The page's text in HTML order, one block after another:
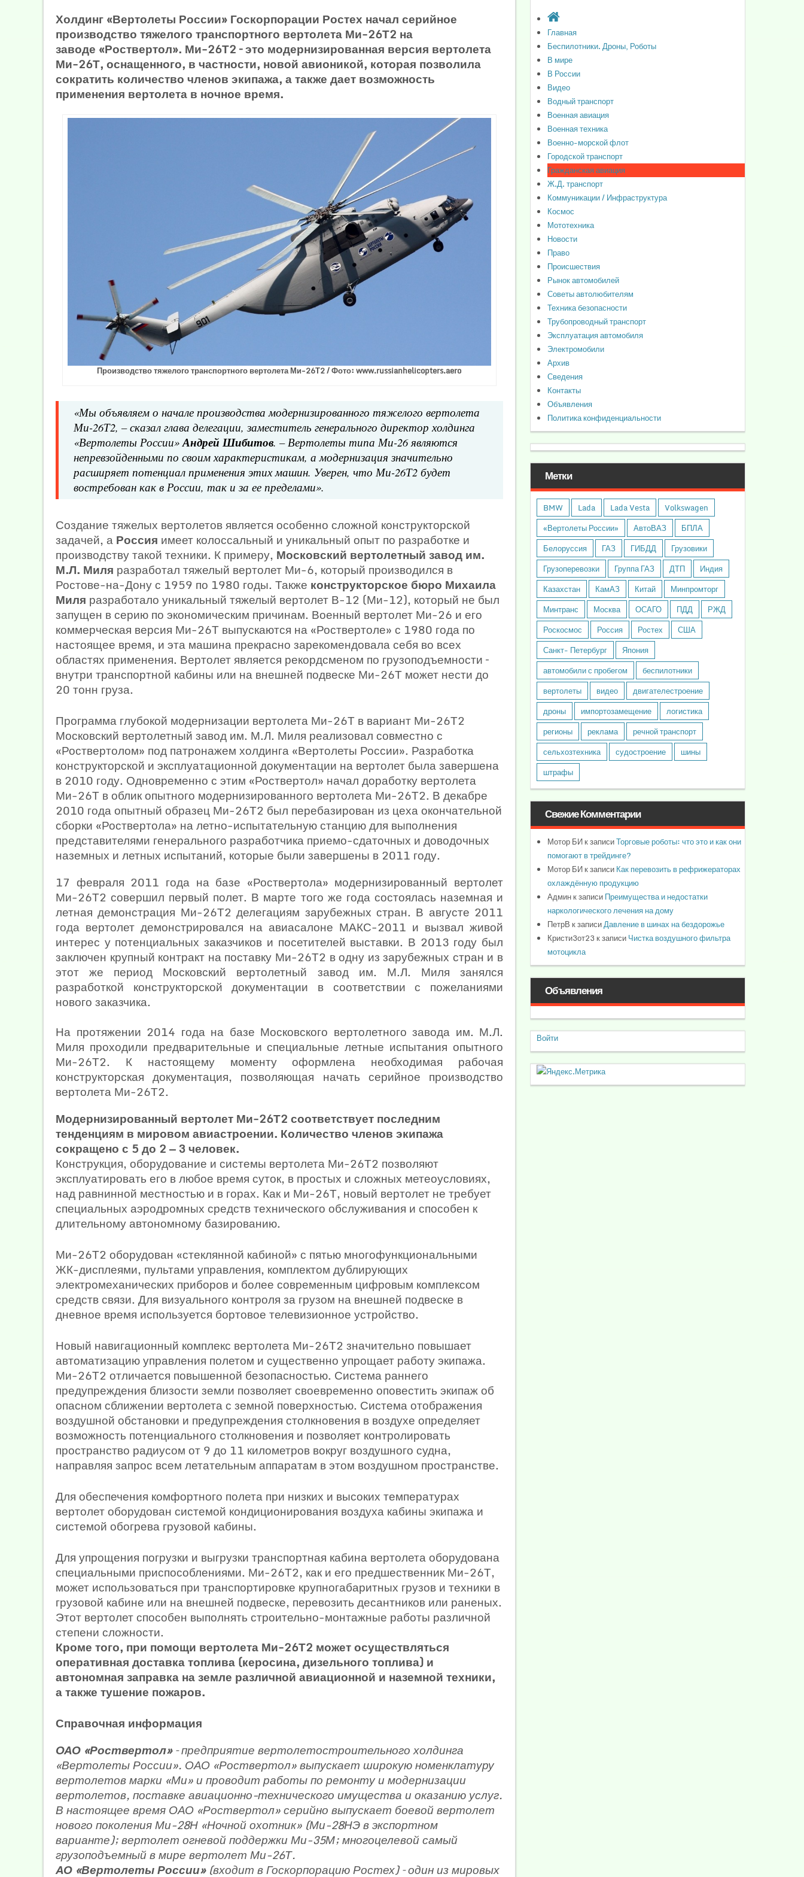
Холдинг «Вертолеты России» Госкорпорации Ростех начал серийное
производство тяжелого транспортного вертолета Ми-26Т2 на
заводе «Роствертол». Ми-26Т2 – это модернизированная версия вертолета
Ми-26Т, оснащенного, в частности, новой авионикой, которая позволила
сократить количество членов экипажа, а также дает возможность
применения вертолета в ночное время.
Производство тяжелого транспортного вертолета Ми-26Т2 / Фото: www.russianhelicopters.aero
«Мы объявляем о начале производства модернизированного тяжелого вертолета
Ми-26Т2, – сказал глава делегации, заместитель генерального директор холдинга
«Вертолеты России» Андрей Шибитов. – Вертолеты типа Ми-26 являются
непревзойденными по своим характеристикам, а модернизация значительно
расширяет потенциал применения этих машин. Уверен, что Ми-26Т2 будет
востребован как в России, так и за ее пределами».
Создание тяжелых вертолетов является особенно сложной конструкторской
задачей, а Россия имеет колоссальный и уникальный опыт по разработке и
производству такой техники. К примеру, Московский вертолетный завод им.
М.Л. Миля разработал тяжелый вертолет Ми-6, который производился в
Ростове-на-Дону с 1959 по 1980 годы. Также конструкторское бюро Михаила
Миля разработало уникальный тяжелый вертолет В-12 (Ми-12), который не был
запущен в серию по экономическим причинам. Военный вертолет Ми-26 и его
коммерческая версия Ми-26Т выпускаются на «Роствертоле» с 1980 года по
настоящее время, и эта машина прекрасно зарекомендовала себя во всех
областях применения. Вертолет является рекордсменом по грузоподъемности –
внутри транспортной кабины или на внешней подвеске Ми-26Т может нести до
20 тонн груза.
Программа глубокой модернизации вертолета Ми-26Т в вариант Ми-26Т2
Московский вертолетный завод им. М.Л. Миля реализовал совместно с
«Роствертолом» под патронажем холдинга «Вертолеты России». Разработка
конструкторской и эксплуатационной документации на вертолет была завершена
в 2010 году. Одновременно с этим «Роствертол» начал доработку вертолета
Ми-26Т в облик опытного модернизированного вертолета Ми-26Т2. В декабре
2010 года опытный образец Ми-26Т2 был перебазирован из цеха окончательной
сборки «Роствертола» на летно-испытательную станцию для выполнения
представителями генерального разработчика приемо-сдаточных и доводочных
наземных и летных испытаний, которые были завершены в 2011 году.
17 февраля 2011 года на базе «Роствертола» модернизированный вертолет
Ми-26Т2 совершил первый полет. В марте того же года состоялась наземная и
летная демонстрация Ми-26Т2 делегациям зарубежных стран. В августе 2011
года вертолет демонстрировался на авиасалоне МАКС-2011 и вызвал живой
интерес у потенциальных заказчиков и посетителей выставки. В 2013 году был
заключен крупный контракт на поставку Ми-26Т2 в одну из зарубежных стран и в
этот же период Московский вертолетный завод им. М.Л. Миля занялся
разработкой конструкторской документации в соответствии с пожеланиями
нового заказчика.
На протяжении 2014 года на базе Московского вертолетного завода им. М.Л.
Миля проходили предварительные и специальные летные испытания опытного
Ми-26Т2. К настоящему моменту оформлена необходимая рабочая
конструкторская документация, позволяющая начать серийное производство
вертолета Ми-26Т2.
Модернизированный вертолет Ми-26Т2 соответствует последним
тенденциям в мировом авиастроении. Количество членов экипажа
сокращено с 5 до 2 — 3 человек.
Конструкция, оборудование и системы вертолета Ми-26Т2 позволяют
эксплуатировать его в любое время суток, в простых и сложных метеоусловиях,
над равнинной местностью и в горах. Как и Ми-26Т, новый вертолет не требует
специальных аэродромных средств технического обслуживания и способен к
длительному автономному базированию.
Ми-26Т2 оборудован «стеклянной кабиной» с пятью многофункциональными
ЖК-дисплеями, пультами управления, комплектом дублирующих
электромеханических приборов и более современным цифровым комплексом
средств связи. Для визуального контроля за грузом на внешней подвеске в
дневное время используется бортовое телевизионное устройство.
Новый навигационный комплекс вертолета Ми-26Т2 значительно повышает
автоматизацию управления полетом и существенно упрощает работу экипажа.
Ми-26Т2 отличается повышенной безопасностью. Система раннего
предупреждения близости земли позволяет своевременно оповестить экипаж об
опасном сближении вертолета с земной поверхностью. Система отображения
воздушной обстановки и предупреждения столкновения в воздухе определяет
возможность потенциального столкновения и позволяет контролировать
пространство радиусом от 9 до 11 километров вокруг воздушного судна,
направляя запрос всем летательным аппаратам в этом воздушном пространстве.
Для обеспечения комфортного полета при низких и высоких температурах
вертолет оборудован системой кондиционирования воздуха кабины экипажа и
системой обогрева грузовой кабины.
Для упрощения погрузки и выгрузки транспортная кабина вертолета оборудована
специальными приспособлениями. Ми-26Т2, как и его предшественник Ми-26Т,
может использоваться при транспортировке крупногабаритных грузов и техники в
грузовой кабине или на внешней подвеске, перевозить десантников или раненых.
Этот вертолет способен выполнять строительно-монтажные работы различной
степени сложности.
Кроме того, при помощи вертолета Ми-26Т2 может осуществляться
оперативная доставка топлива (керосина, дизельного топлива) и
автономная заправка на земле различной авиационной и наземной техники,
а также тушение пожаров.
Справочная информация
ОАО «Роствертол»– предприятие вертолетостроительного холдинга
«Вертолеты России». ОАО «Роствертол» выпускает широкую номенклатуру
вертолетов марки «Ми» и проводит работы по ремонту и модернизации
вертолетов, поставке авиационно-технического имущества и оказанию услуг.
В настоящее время ОАО «Роствертол» серийно выпускает боевой вертолет
нового поколения Ми-28Н «Ночной охотник» (Ми-28НЭ в экспортном
варианте); вертолет огневой поддержки Ми-35М; многоцелевой самый
грузоподъемный в мире вертолет Ми-26Т.
АО «Вертолеты России» (входит в Госкорпорацию Ростех) – один из мировых
Главная
Беспилотники. Дроны, Роботы
В мире
В России
Видео
Водный транспорт
Военная авиация
Военная техника
Военно-морской флот
Городской транспорт
Гражданская авиация
Ж.Д. транспорт
Коммуникации / Инфраструктура
Космос
Мототехника
Новости
Право
Происшествия
Рынок автомобилей
Советы автолюбителям
Техника безопасности
Трубопроводный транспорт
Эксплуатация автомобиля
Электромобили
Архив
Сведения
Контакты
Объявления
Политика конфиденциальности
Метки
BMW Lada Lada Vesta
Volkswagen
«Вертолеты России»
АвтоВАЗ
БПЛА
Белоруссия
ГАЗ ГИБДД
Грузовики
Грузоперевозки
Группа ГАЗ ДТП
Индия
Казахстан
КамАЗ Китай
Минпромторг
Минтранс
Москва ОСАГО ПДД
РЖД
Роскосмос
Россия Ростех
США
Санкт- Петербург
Япония
автомобили с пробегом
беспилотники
вертолеты
видео
двигателестроение
дроны
импортозамещение
логистика
регионы
реклама
речной транспорт
сельхозтехника
судостроение
шины
штрафы
Свежие Комментарии
Мотор БИк записиТорговые роботы: что это и как они
помогают в трейдинге?
Мотор БИк записиКак перевозить в рефрижераторах
охлаждённую продукцию
Админк записиПреимущества и недостатки
наркологического лечения на дому
ПетрВ к записиДавление в шинах на бездорожье
Кристи3от23 к записиЧистка воздушного фильтра
мотоцикла
Объявления
Войти